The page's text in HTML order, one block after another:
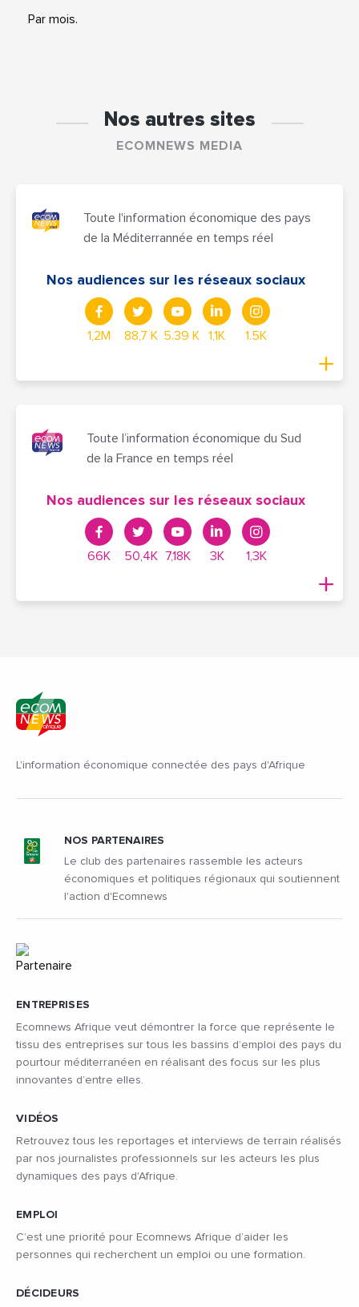
Par mois.
Nos autres sites
ECOMNEWS MEDIA
Toute l'information économique des pays
de la Méditerrannée en temps réel
Nos audiences sur les réseaux sociaux
1,2M 88,7 K 5.39 K 1,1K 1.5K
Toute l’information économique du Sud
de la France en temps réel
Nos audiences sur les réseaux sociaux
66K 50,4K 7,18K 3K 1,3K
L'information économique connectée des pays d'Afrique
ENTREPRISES
Ecomnews Afrique veut démontrer la force que représente le
tissu des entreprises sur tous les bassins d’emploi des pays du
pourtour méditerranéen en réalisant des focus sur les plus
innovantes d’entre elles.
VIDÉOS
Retrouvez tous les reportages et interviews de terrain réalisés
par nos journalistes professionnels sur les acteurs les plus
dynamiques des pays d'Afrique.
EMPLOI
C’est une priorité pour Ecomnews Afrique d’aider les
personnes qui recherchent un emploi ou une formation.
DÉCIDEURS
NOS PARTENAIRES
Le club des partenaires rassemble les acteurs
économiques et politiques régionaux qui soutiennent
l'action d'Ecomnews